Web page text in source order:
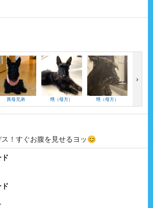
異母兄弟 甥（母方） 甥（母方）
›
！すぐお腹を見せるヨッ😊